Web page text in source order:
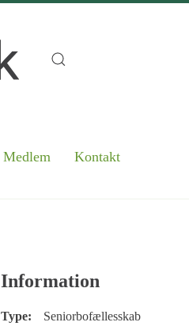
Medlem Kontakt
Information
Type: Seniorbofællesskab